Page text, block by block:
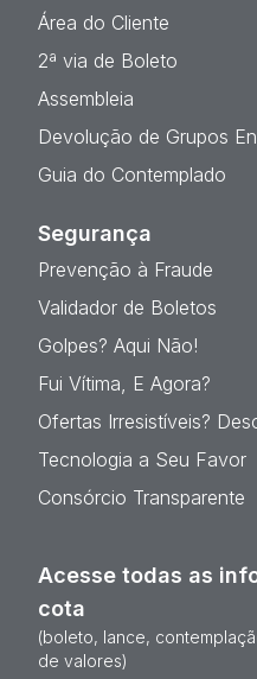
Área do Cliente
2ª via de Boleto
Assembleia
Devolução de Grupos
Guia do Contemplado
Segurança
Prevenção à Fraude
Validador de Boletos
Golpes? Aqui Não!
Fui Vítima, E Agora?
Ofertas Irresistíveis?
Tecnologia a Seu Favor
Consórcio Transparente
Acesse todas as
cota
(boleto, lance,
de valores)